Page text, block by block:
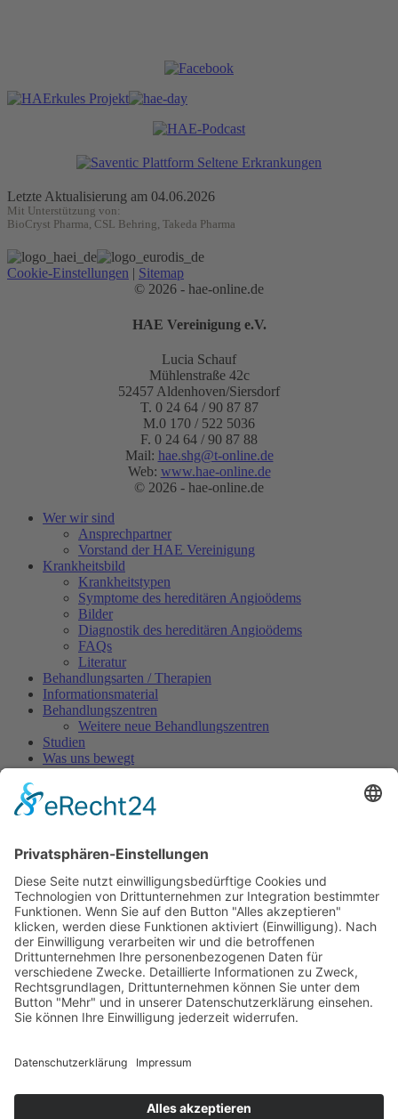
Letzte Aktualisierung am 04.06.2026
Mit Unterstützung von:
BioCryst Pharma, CSL Behring, Takeda Pharma
Cookie-Einstellungen | Sitemap
© 2026 - hae-online.de
HAE Vereinigung e.V.
Lucia Schauf
Mühlenstraße 42c
52457 Aldenhoven/Siersdorf
T. 0 24 64 / 90 87 87
M.0 170 / 522 5036
F. 0 24 64 / 90 87 88
Mail: hae.shg@t-online.de
Web: www.hae-online.de
© 2026 - hae-online.de
Wer wir sind
Ansprechpartner
Vorstand der HAE Vereinigung
Krankheitsbild
Krankheitstypen
Symptome des hereditären Angioödems
Bilder
Diagnostik des hereditären Angioödems
FAQs
Literatur
Behandlungsarten / Therapien
Informationsmaterial
Behandlungszentren
Weitere neue Behandlungszentren
Studien
Was uns bewegt
Aktuelles
Pressespiegel
Infos zu Medikamenten
Neue Medikamente gegen HAE
Forschungsprojekt Angioödem
TV-Beiträge
Experten-Interviews
Stand der HAE - Behandlung in Europa
Costa Rica - Reisebericht
HAE und COVID 19
Archiv
1. Internationaler HAE Patientenkongress in Frankfurt
Bildergalerie
Kontakt